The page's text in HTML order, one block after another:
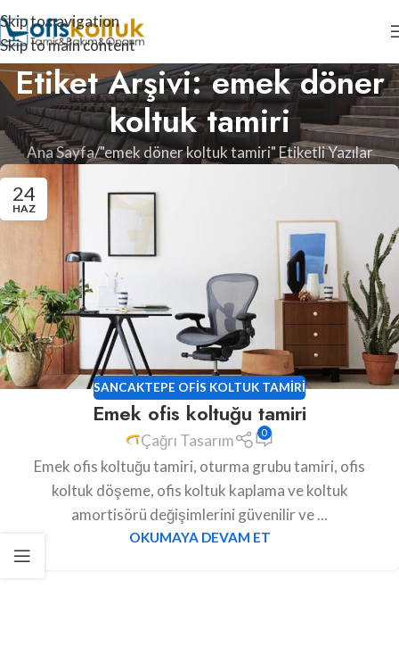
Skip to navigation
Skip to main content
Etiket Arşivi: emek döner
koltuk tamiri
Ana Sayfa "emek döner koltuk tamiri" Etiketli Yazılar
24
HAZ
SANCAKTEPE OFIS KOLTUK TAMIRI
Emek ofis koltuğu tamiri
Çağrı Tasarım 0
Emek ofis koltuğu tamiri, oturma grubu tamiri, ofis
koltuk döşeme, ofis koltuk kaplama ve koltuk
amortisörü değişimlerini güvenilir ve ...
OKUMAYA DEVAM ET